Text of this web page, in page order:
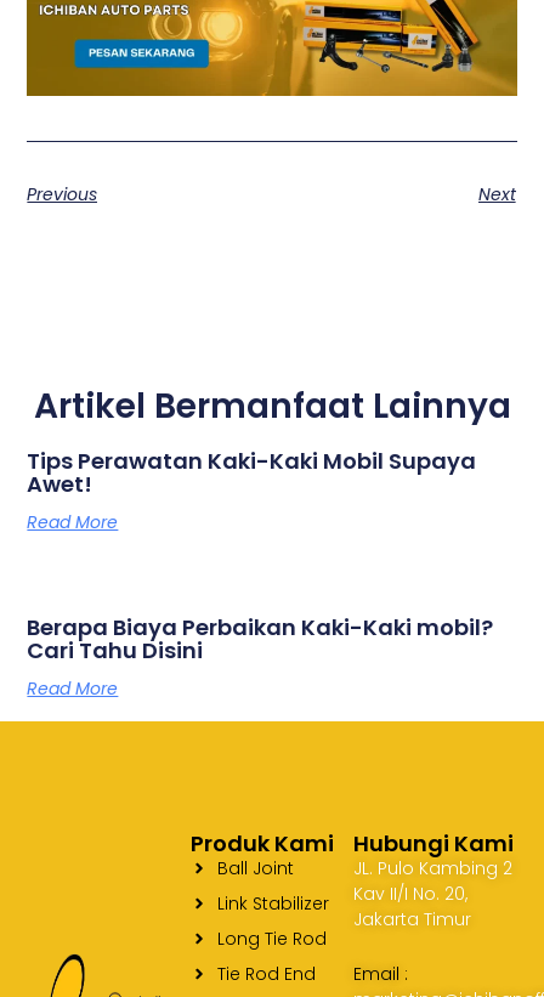
Previous Next
Artikel Bermanfaat Lainnya
Tips Perawatan Kaki-Kaki Mobil Supaya
Awet!
Read More
Berapa Biaya Perbaikan Kaki-Kaki mobil?
Cari Tahu Disini
Read More
Produk Kami
Ball Joint
Link Stabilizer
Long Tie Rod
Tie Rod End
Hubungi Kami
JL. Pulo Kambing 2
Kav II/I No. 20,
Jakarta Timur
Email :